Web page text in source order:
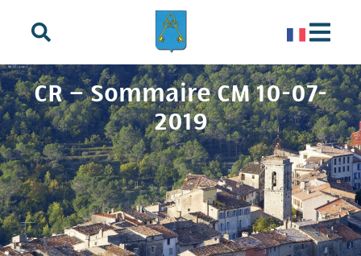
principal
CR – Sommaire CM 10-07-
2019